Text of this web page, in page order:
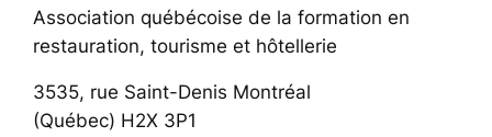
Association québécoise de la formation en
restauration, tourisme et hôtellerie
3535, rue Saint-Denis Montréal
(Québec) H2X 3P1